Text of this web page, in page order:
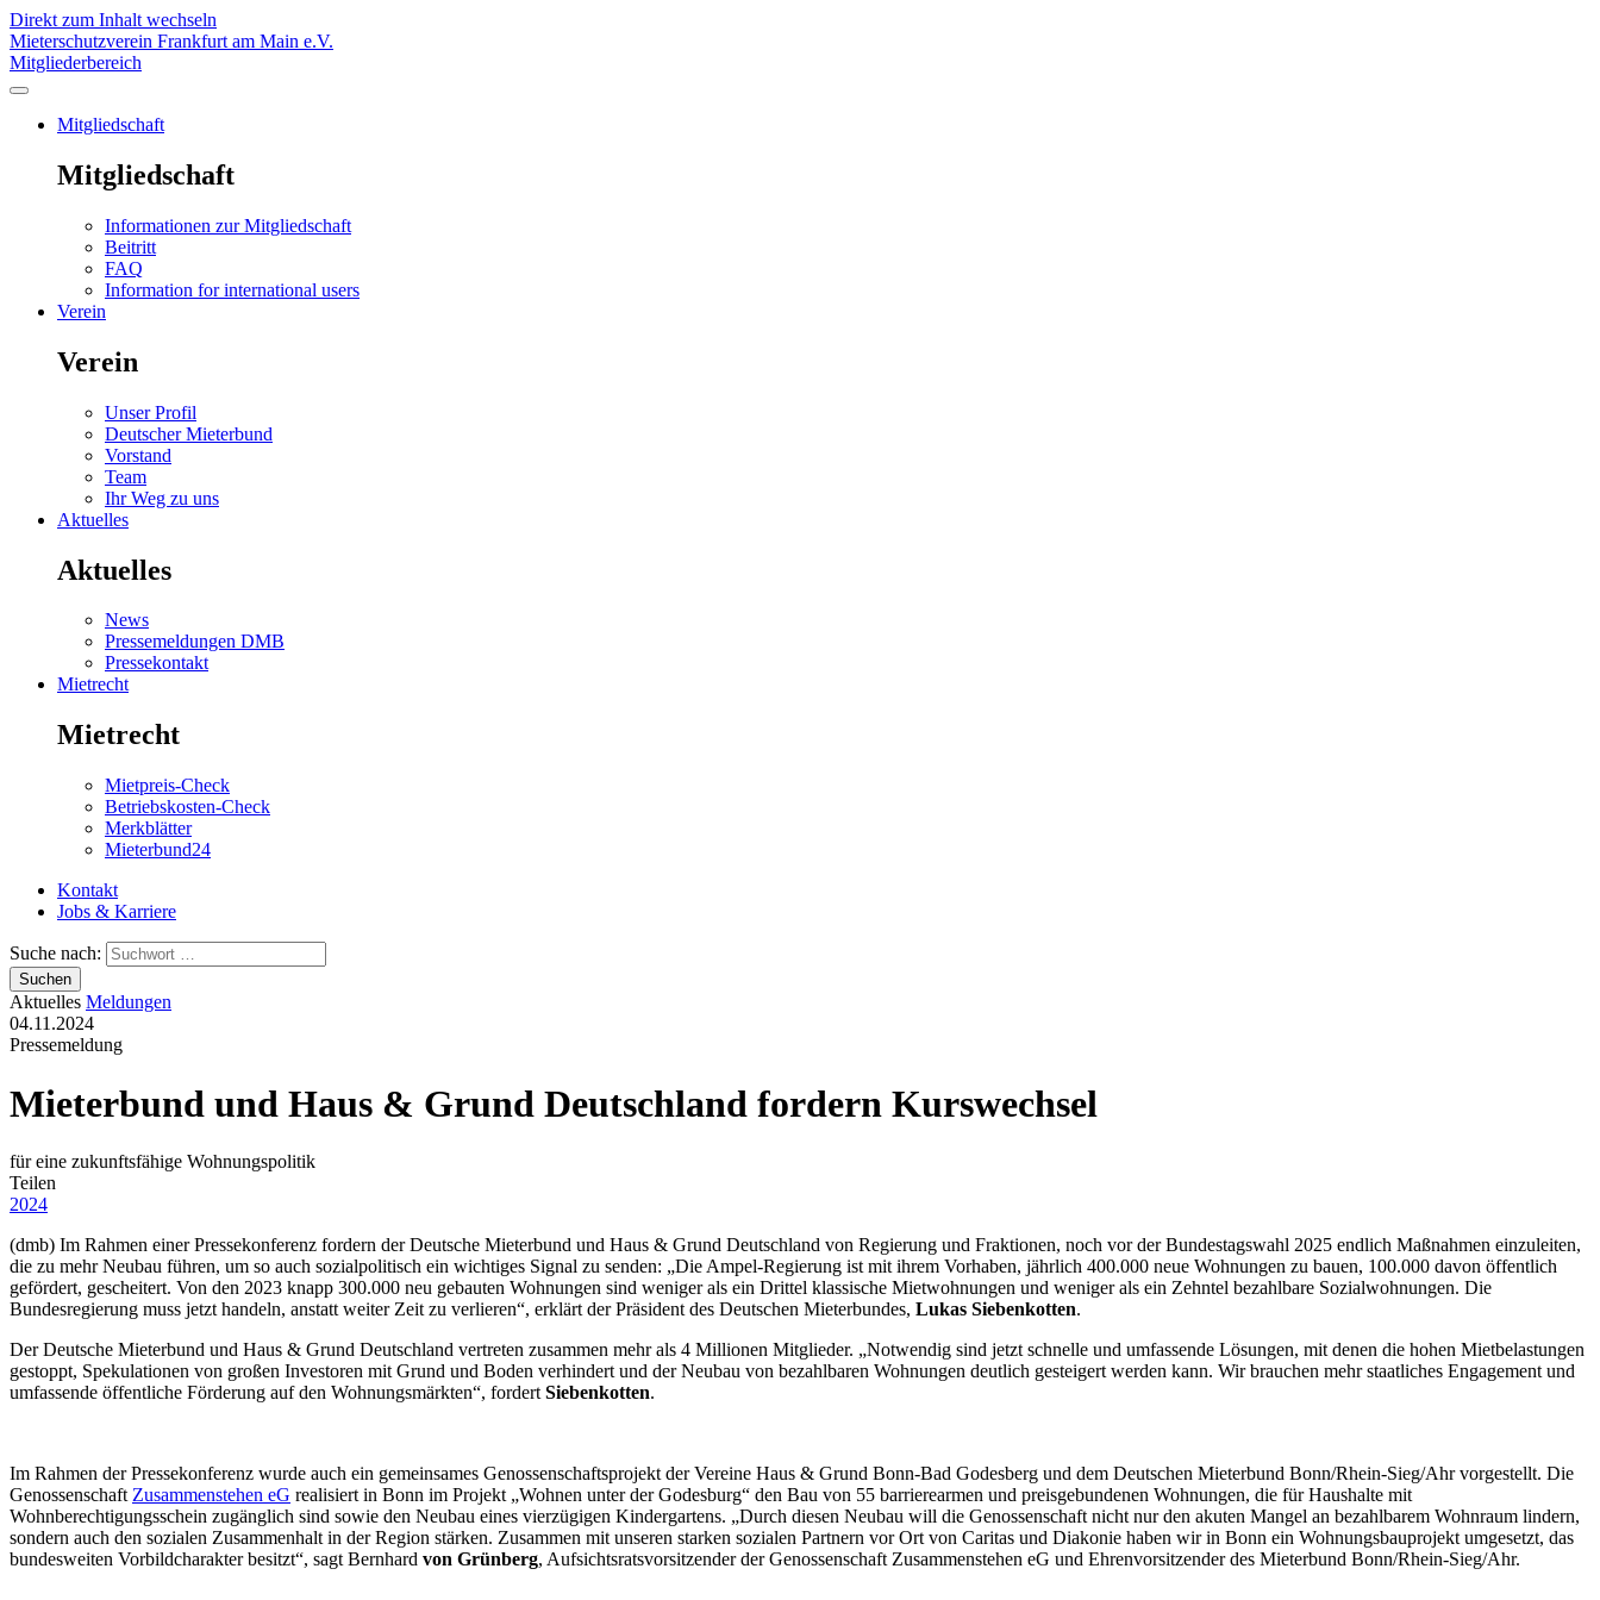
Direkt zum Inhalt wechseln
Mieterschutzverein Frankfurt am Main e.V.
Mitgliederbereich
Mitgliedschaft
Mitgliedschaft
Informationen zur Mitgliedschaft
Beitritt
FAQ
Information for international users
Verein
Verein
Unser Profil
Deutscher Mieterbund
Vorstand
Team
Ihr Weg zu uns
Aktuelles
Aktuelles
News
Pressemeldungen DMB
Pressekontakt
Mietrecht
Mietrecht
Mietpreis-Check
Betriebskosten-Check
Merkblätter
Mieterbund24
Kontakt
Jobs & Karriere
Suche nach:
Suchen
Aktuelles Meldungen
04.11.2024
Pressemeldung
Mieterbund und Haus & Grund Deutschland fordern Kurswechsel
für eine zukunftsfähige Wohnungspolitik
Teilen
2024
(dmb) Im Rahmen einer Pressekonferenz fordern der Deutsche Mieterbund und Haus & Grund Deutschland von Regierung und Fraktionen, noch vor der Bundestagswahl 2025 endlich Maßnahmen einzuleiten,
die zu mehr Neubau führen, um so auch sozialpolitisch ein wichtiges Signal zu senden: „Die Ampel-Regierung ist mit ihrem Vorhaben, jährlich 400.000 neue Wohnungen zu bauen, 100.000 davon öffentlich
gefördert, gescheitert. Von den 2023 knapp 300.000 neu gebauten Wohnungen sind weniger als ein Drittel klassische Mietwohnungen und weniger als ein Zehntel bezahlbare Sozialwohnungen. Die
Bundesregierung muss jetzt handeln, anstatt weiter Zeit zu verlieren“, erklärt der Präsident des Deutschen Mieterbundes, Lukas Siebenkotten.
Der Deutsche Mieterbund und Haus & Grund Deutschland vertreten zusammen mehr als 4 Millionen Mitglieder. „Notwendig sind jetzt schnelle und umfassende Lösungen, mit denen die hohen Mietbelastungen
gestoppt, Spekulationen von großen Investoren mit Grund und Boden verhindert und der Neubau von bezahlbaren Wohnungen deutlich gesteigert werden kann. Wir brauchen mehr staatliches Engagement und
umfassende öffentliche Förderung auf den Wohnungsmärkten“, fordert Siebenkotten.
Im Rahmen der Pressekonferenz wurde auch ein gemeinsames Genossenschaftsprojekt der Vereine Haus & Grund Bonn-Bad Godesberg und dem Deutschen Mieterbund Bonn/Rhein-Sieg/Ahr vorgestellt. Die
Genossenschaft Zusammenstehen eG realisiert in Bonn im Projekt „Wohnen unter der Godesburg“ den Bau von 55 barrierearmen und preisgebundenen Wohnungen, die für Haushalte mit
Wohnberechtigungsschein zugänglich sind sowie den Neubau eines vierzügigen Kindergartens. „Durch diesen Neubau will die Genossenschaft nicht nur den akuten Mangel an bezahlbarem Wohnraum lindern,
sondern auch den sozialen Zusammenhalt in der Region stärken. Zusammen mit unseren starken sozialen Partnern vor Ort von Caritas und Diakonie haben wir in Bonn ein Wohnungsbauprojekt umgesetzt, das
bundesweiten Vorbildcharakter besitzt“, sagt Bernhard von Grünberg, Aufsichtsratsvorsitzender der Genossenschaft Zusammenstehen eG und Ehrenvorsitzender des Mieterbund Bonn/Rhein-Sieg/Ahr.